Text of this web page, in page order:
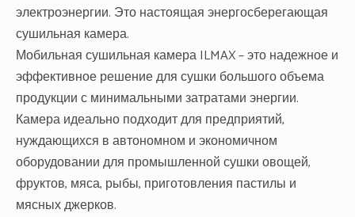
электроэнергии. Это настоящая энергосберегающая
сушильная камера.
Мобильная сушильная камера ILMAX – это надежное и
эффективное решение для сушки большого объема
продукции с минимальными затратами энергии.
Камера идеально подходит для предприятий,
нуждающихся в автономном и экономичном
оборудовании для промышленной сушки овощей,
фруктов, мяса, рыбы, приготовления пастилы и
мясных джерков.